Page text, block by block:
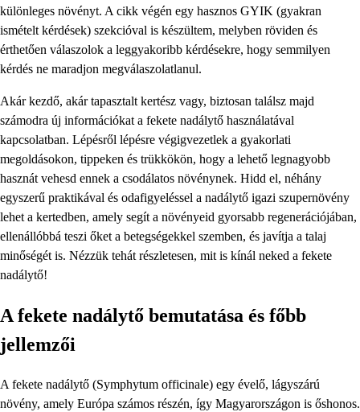
különleges növényt. A cikk végén egy hasznos GYIK (gyakran
ismételt kérdések) szekcióval is készültem, melyben röviden és
érthetően válaszolok a leggyakoribb kérdésekre, hogy semmilyen
kérdés ne maradjon megválaszolatlanul.
Akár kezdő, akár tapasztalt kertész vagy, biztosan találsz majd
számodra új információkat a fekete nadálytő használatával
kapcsolatban. Lépésről lépésre végigvezetlek a gyakorlati
megoldásokon, tippeken és trükkökön, hogy a lehető legnagyobb
hasznát vehesd ennek a csodálatos növénynek. Hidd el, néhány
egyszerű praktikával és odafigyeléssel a nadálytő igazi szupernövény
lehet a kertedben, amely segít a növényeid gyorsabb regenerációjában,
ellenállóbbá teszi őket a betegségekkel szemben, és javítja a talaj
minőségét is. Nézzük tehát részletesen, mit is kínál neked a fekete
nadálytő!
A fekete nadálytő bemutatása és főbb
jellemzői
A fekete nadálytő (Symphytum officinale) egy évelő, lágyszárú
növény, amely Európa számos részén, így Magyarországon is őshonos.